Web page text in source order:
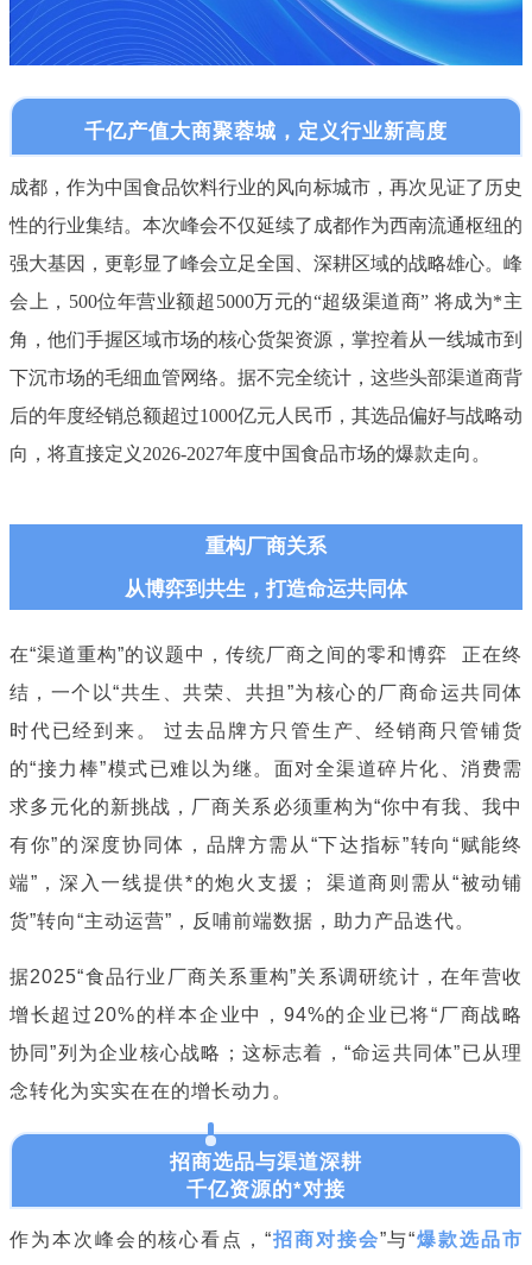
千亿产值大商聚蓉城，定义行业新高度
成都，作为中国食品饮料行业的风向标城市，再次见证了历史
性的行业集结。本次峰会不仅延续了成都作为西南流通枢纽的
强大基因，更彰显了峰会立足全国、深耕区域的战略雄心。峰
会上，500位年营业额超5000万元的“超级渠道商” 将成为*主
角，他们手握区域市场的核心货架资源，掌控着从一线城市到
下沉市场的毛细血管网络。据不完全统计，这些头部渠道商背
后的年度经销总额超过1000亿元人民币，其选品偏好与战略动
向，将直接定义2026-2027年度中国食品市场的爆款走向。
重构厂商关系
从博弈到共生，打造命运共同体
在“渠道重构”的议题中，传统厂商之间的零和博弈
正在终
结，一个以“共生、共荣、共担”为核心的厂商命运共同体
时代已经到来。 过去品牌方只管生产、经销商只管铺货
的“接力棒”模式已难以为继。面对全渠道碎片化、消费需
求多元化的新挑战，厂商关系必须重构为“你中有我、我中
有你”的深度协同体，品牌方需从“下达指标”转向“赋能终
端”，深入一线提供*的炮火支援； 渠道商则需从“被动铺
货”转向“主动运营”，反哺前端数据，助力产品迭代。
据2025“食品行业厂商关系重构”关系调研统计，在年营收
增长超过20%的样本企业中，94%的企业已将“厂商战略
协同”列为企业核心战略；这标志着，“命运共同体”已从理
念转化为实实在在的增长动力。
招商选品与渠道深耕
千亿资源的*对接
作为本次峰会的核心看点，“招商对接会”与“爆款选品市